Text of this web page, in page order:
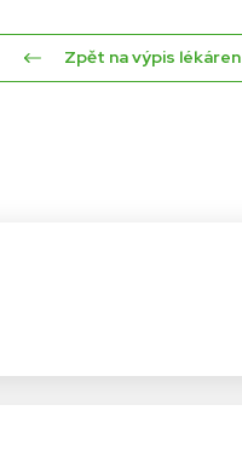
Zpět na výpis lékáren